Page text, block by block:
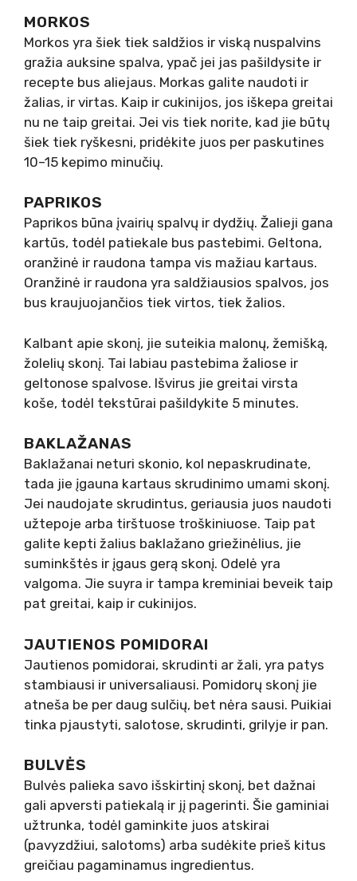
MORKOS
Morkos yra šiek tiek saldžios ir viską nuspalvins
gražia auksine spalva, ypač jei jas pašildysite ir
recepte bus aliejaus. Morkas galite naudoti ir
žalias, ir virtas. Kaip ir cukinijos, jos iškepa greitai
nu ne taip greitai. Jei vis tiek norite, kad jie būtų
šiek tiek ryškesni, pridėkite juos per paskutines
10–15 kepimo minučių.
PAPRIKOS
Paprikos būna įvairių spalvų ir dydžių. Žalieji gana
kartūs, todėl patiekale bus pastebimi. Geltona,
oranžinė ir raudona tampa vis mažiau kartaus.
Oranžinė ir raudona yra saldžiausios spalvos, jos
bus kraujuojančios tiek virtos, tiek žalios.
Kalbant apie skonį, jie suteikia malonų, žemišką,
žolelių skonį. Tai labiau pastebima žaliose ir
geltonose spalvose. Išvirus jie greitai virsta
koše, todėl tekstūrai pašildykite 5 minutes.
BAKLAŽANAS
Baklažanai neturi skonio, kol nepaskrudinate,
tada jie įgauna kartaus skrudinimo umami skonį.
Jei naudojate skrudintus, geriausia juos naudoti
užtepoje arba tirštuose troškiniuose. Taip pat
galite kepti žalius baklažano griežinėlius, jie
suminkštės ir įgaus gerą skonį. Odelė yra
valgoma. Jie suyra ir tampa kreminiai beveik taip
pat greitai, kaip ir cukinijos.
JAUTIENOS POMIDORAI
Jautienos pomidorai, skrudinti ar žali, yra patys
stambiausi ir universaliausi. Pomidorų skonį jie
atneša be per daug sulčių, bet nėra sausi. Puikiai
tinka pjaustyti, salotose, skrudinti, grilyje ir pan.
BULVĖS
Bulvės palieka savo išskirtinį skonį, bet dažnai
gali apversti patiekalą ir jį pagerinti. Šie gaminiai
užtrunka, todėl gaminkite juos atskirai
(pavyzdžiui, salotoms) arba sudėkite prieš kitus
greičiau pagaminamus ingredientus.